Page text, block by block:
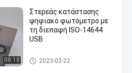
08:18
Στερεάς κατάστασης
ψηφιακό φωτόμετρο με
τη διεπαφή ISO-14644
USB
Ψηφιακό φωτόμετρο αερολύ
ματος
2023-02-22